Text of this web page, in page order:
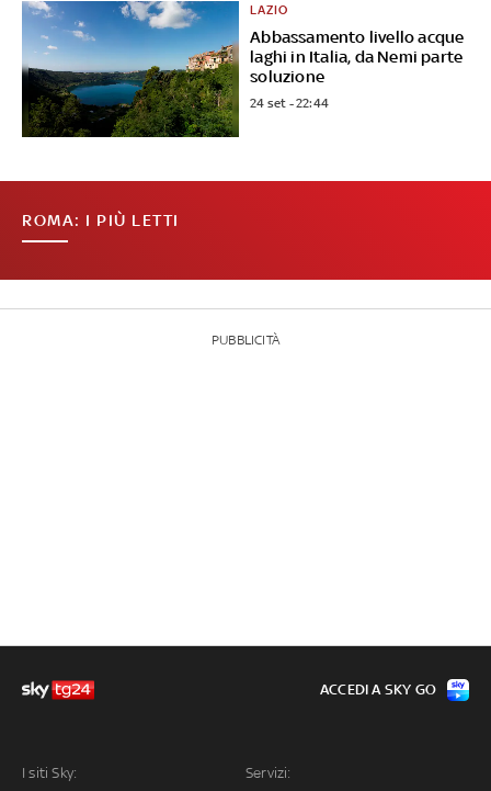
Abbassamento livello acque
laghi in Italia, da Nemi parte
soluzione
LAZIO
24 set - 22:44
ROMA: I PIÙ LETTI
PUBBLICITÀ
I siti Sky: Servizi:
ACCEDI A SKY GO